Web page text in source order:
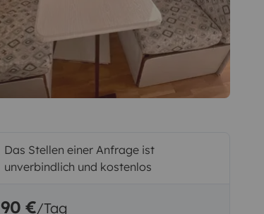
Das Stellen einer Anfrage ist
unverbindlich und kostenlos
90 €/Tag